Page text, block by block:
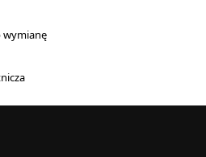
wymianę